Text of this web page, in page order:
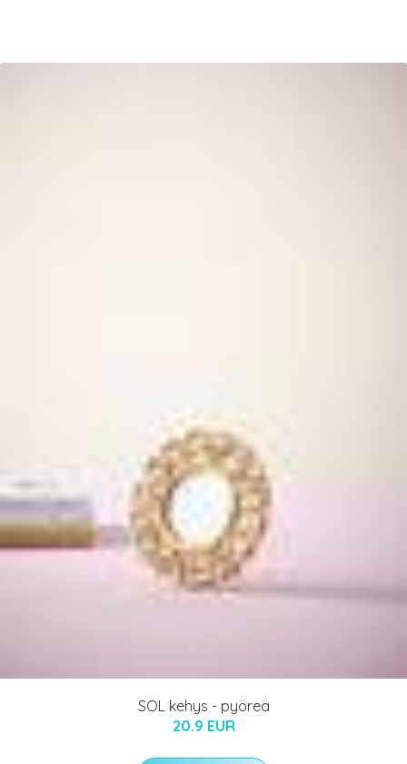
SOL kehys - pyöreä
20.9 EUR